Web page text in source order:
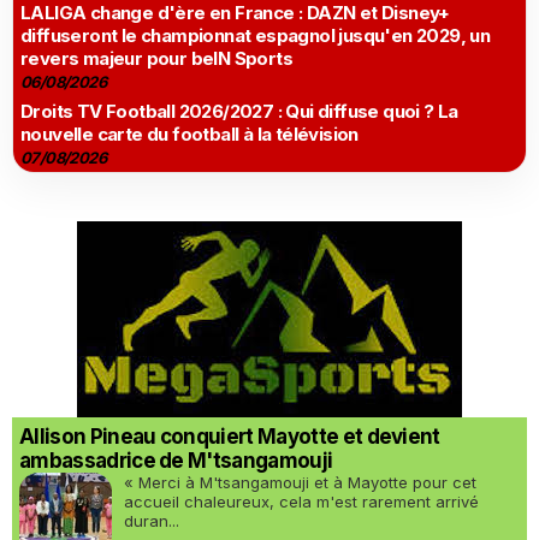
LALIGA change d'ère en France : DAZN et Disney+
diffuseront le championnat espagnol jusqu'en 2029, un
revers majeur pour beIN Sports
06/08/2026
Droits TV Football 2026/2027 : Qui diffuse quoi ? La
nouvelle carte du football à la télévision
07/08/2026
Allison Pineau conquiert Mayotte et devient
ambassadrice de M'tsangamouji
« Merci à M'tsangamouji et à Mayotte pour cet
accueil chaleureux, cela m'est rarement arrivé
duran...